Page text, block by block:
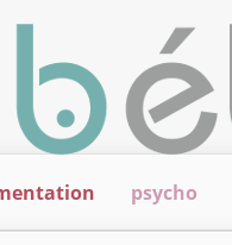
psycho